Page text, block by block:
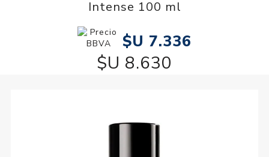
Intense 100 ml
$U 7.336
$U 8.630